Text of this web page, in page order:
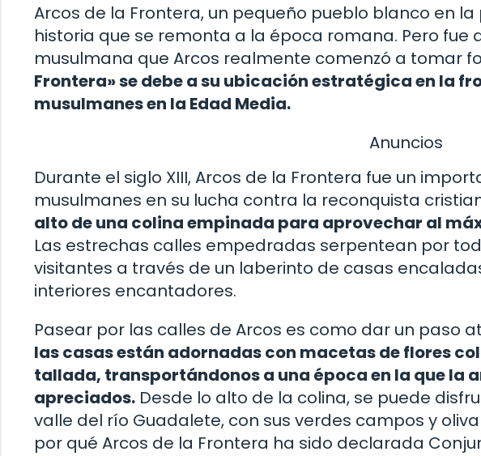
Arcos de la Frontera, un pequeño pueblo blanco en la
historia que se remonta a la época romana. Pero
musulmana que Arcos realmente comenzó a tomar
Frontera» se debe a su ubicación estratégica en la
musulmanes en la Edad Media.
Anuncios
Durante el siglo XIII, Arcos de la Frontera fue un
musulmanes en su lucha contra la reconquista
alto de una colina empinada para aprovechar al
Las estrechas calles empedradas serpentean por
visitantes a través de un laberinto de casas
interiores encantadores.
Pasear por las calles de Arcos es como dar un paso
las casas están adornadas con macetas de flores
tallada, transportándonos a una época en la que la
apreciados. Desde lo alto de la colina, se puede
valle del río Guadalete, con sus verdes campos y
por qué Arcos de la Frontera ha sido declarada